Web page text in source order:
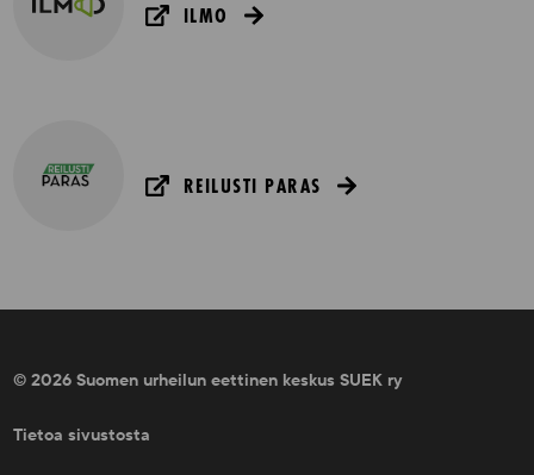
ILMO
REILUSTI PARAS
© 2026 Suomen urheilun eettinen keskus SUEK ry
Tietoa sivustosta